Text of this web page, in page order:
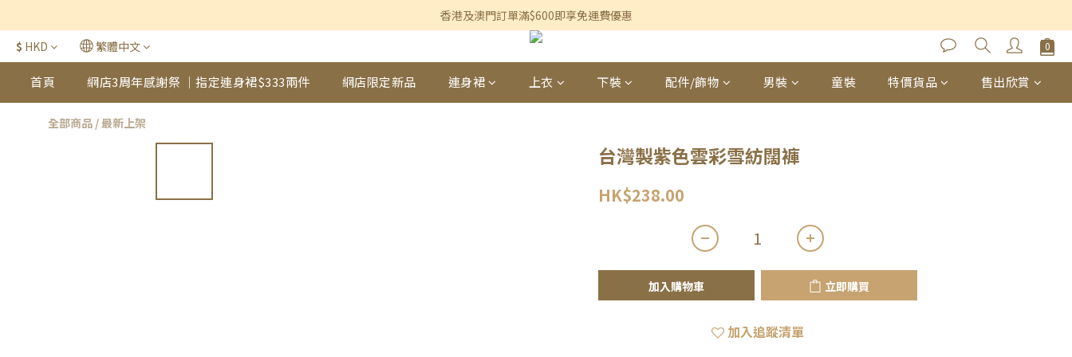
香港及澳門訂單滿$600即享免運費優惠
香港及澳門訂單滿$600即享免運費優惠
3個月內買滿$1,200可享永久九折優惠
香港及澳門訂單滿$600即享免運費優惠
$ HKD 繁體中文
首頁 網店3周年感謝祭 ｜指定連身裙$333兩件 網店限定新品 連身裙 上衣 下裝 配件/飾物 男裝 童裝 特價貨品 售出欣賞
全部商品 /最新上架
台灣製紫色雲彩雪紡闊褲
HK$238.00
加入購物車 立即購買
加入追蹤清單
立即購買